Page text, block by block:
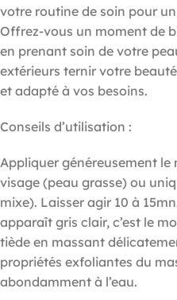
votre routine de soin pour
Offrez-vous un moment de
en prenant soin de votre
extérieurs ternir votre
et adapté à vos besoins.
Conseils d’utilisation :
Appliquer généreusement le
visage (peau grasse) ou
mixe). Laisser agir 10 à
apparaît gris clair, c’est le
tiède en massant
propriétés exfoliantes du
abondamment à l’eau.